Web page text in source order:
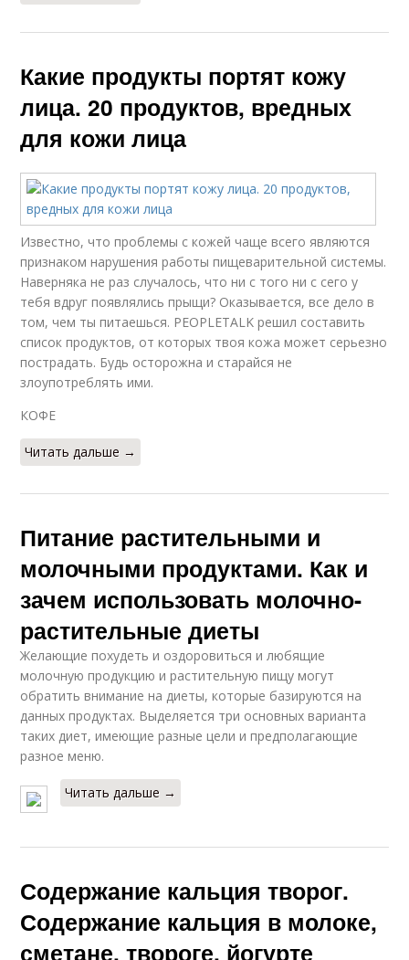
Какие продукты портят кожу
лица. 20 продуктов, вредных
для кожи лица
Известно, что проблемы с кожей чаще всего являются
признаком нарушения работы пищеварительной системы.
Наверняка не раз случалось, что ни с того ни с сего у
тебя вдруг появлялись прыщи? Оказывается, все дело в
том, чем ты питаешься. PEOPLETALK решил составить
список продуктов, от которых твоя кожа может серьезно
пострадать. Будь осторожна и старайся не
злоупотреблять ими.
КОФЕ
Читать дальше →
Питание растительными и
молочными продуктами. Как и
зачем использовать молочно-
растительные диеты
Желающие похудеть и оздоровиться и любящие
молочную продукцию и растительную пищу могут
обратить внимание на диеты, которые базируются на
данных продуктах. Выделяется три основных варианта
таких диет, имеющие разные цели и предполагающие
разное меню.
Читать дальше →
Содержание кальция творог.
Содержание кальция в молоке,
сметане, твороге, йогурте